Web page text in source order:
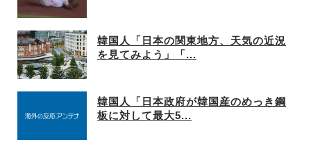
韓国人「日本の関東地方、天気の近況
を見てみよう」「...
韓国人「日本政府が韓国産のめっき鋼
板に対して最大5...